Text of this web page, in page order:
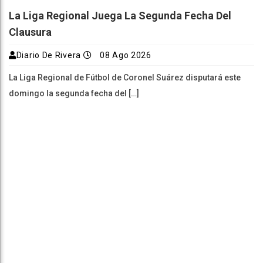
La Liga Regional Juega La Segunda Fecha Del
Clausura
Diario De Rivera 08 Ago 2026
La Liga Regional de Fútbol de Coronel Suárez disputará este
domingo la segunda fecha del […]